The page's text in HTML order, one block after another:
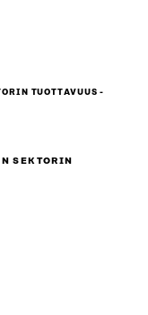
TUOTTAVUUS -
SEKTORIN